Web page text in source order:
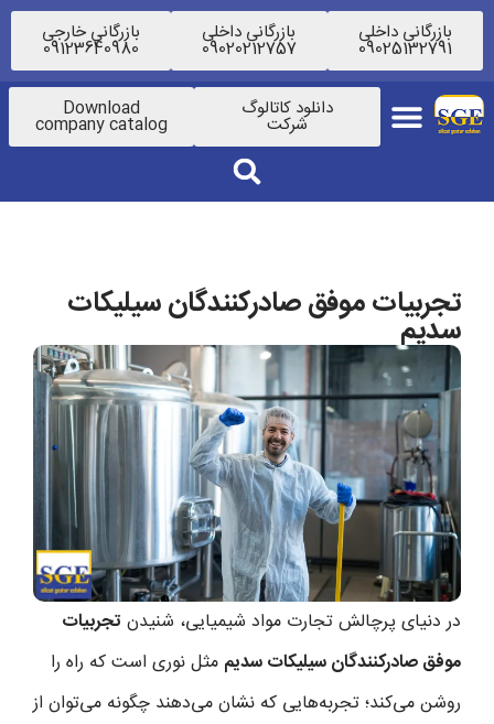
بازرگانی داخلی
09025132791
بازرگانی داخلی
09020212757
بازرگانی خارجی
09123640980
دانلود کاتالوگ
شرکت
Download
company catalog
تجربیات موفق صادرکنندگان سیلیکات
سدیم
در دنیای پرچالش تجارت مواد شیمیایی، شنیدن تجربیات
موفق صادرکنندگان سیلیکات سدیم مثل نوری است که راه را
روشن می‌کند؛ تجربه‌هایی که نشان می‌دهند چگونه می‌توان از